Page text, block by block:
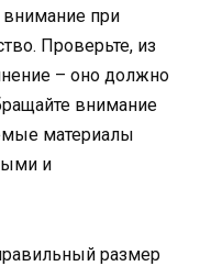
внимание при
Проверьте, из
– оно должно
внимание
материалы
и
размер